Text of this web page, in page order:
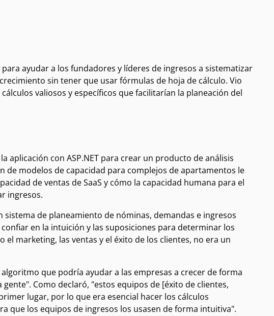
ayudar a los fundadores y líderes de ingresos a sistematizar
sin tener que usar fórmulas de hoja de cálculo. Vio
valiosos y específicos que facilitarían la planeación del
aplicación con ASP.NET para crear un producto de análisis
de modelos de capacidad para complejos de apartamentos le
de ventas de SaaS y cómo la capacidad humana para el
ingresos.
de planeamiento de nóminas, demandas e ingresos
en la intuición y las suposiciones para determinar los
marketing, las ventas y el éxito de los clientes, no era un
que podría ayudar a las empresas a crecer de forma
Como declaró, "estos equipos de [éxito de clientes,
lugar, por lo que era esencial hacer los cálculos
que los equipos de ingresos los usasen de forma intuitiva".